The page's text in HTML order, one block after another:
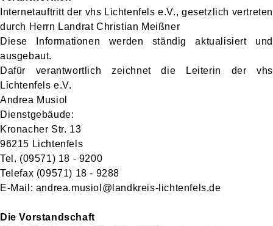
Internetauftritt der vhs Lichtenfels e.V., gesetzlich vertreten
durch Herrn Landrat Christian Meißner
Diese Informationen werden ständig aktualisiert und
ausgebaut.
Dafür verantwortlich zeichnet die Leiterin der vhs
Lichtenfels e.V.
Andrea Musiol
Dienstgebäude:
Kronacher Str. 13
96215 Lichtenfels
Tel. (09571) 18 - 9200
Telefax (09571) 18 - 9288
E-Mail: andrea.musiol@landkreis-lichtenfels.de
Die Vorstandschaft